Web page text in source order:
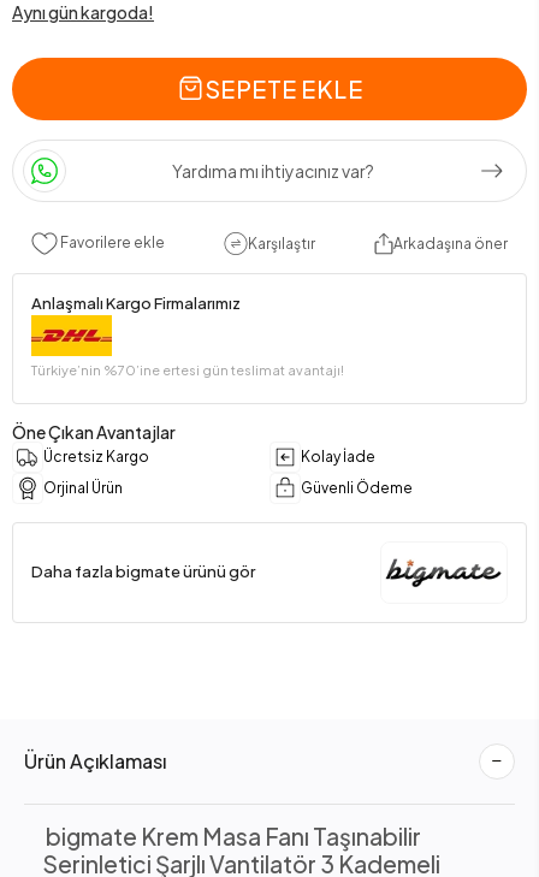
Aynı gün kargoda!
SEPETE EKLE
Yardıma mı ihtiyacınız var?
Favorilere ekle Karşılaştır Arkadaşına öner
Anlaşmalı Kargo Firmalarımız
Türkiye’nin %70’ine ertesi gün teslimat avantajı!
Öne Çıkan Avantajlar
Ücretsiz Kargo
Kolay İade
Orjinal Ürün
Güvenli Ödeme
Daha fazla bigmate ürünü gör
Ürün Açıklaması
bigmate Krem Masa Fanı Taşınabilir
Serinletici Şarjlı Vantilatör 3 Kademeli